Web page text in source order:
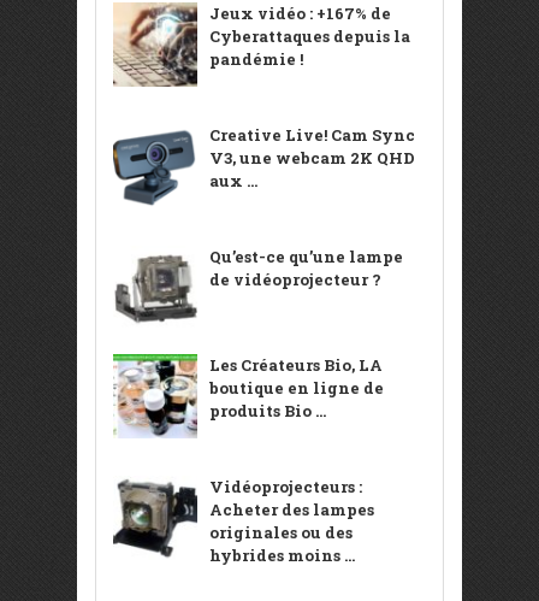
Jeux vidéo : +167% de
Cyberattaques depuis la
pandémie !
Creative Live! Cam Sync
V3, une webcam 2K QHD
aux ...
Qu’est-ce qu’une lampe
de vidéoprojecteur ?
Les Créateurs Bio, LA
boutique en ligne de
produits Bio ...
Vidéoprojecteurs :
Acheter des lampes
originales ou des
hybrides moins ...